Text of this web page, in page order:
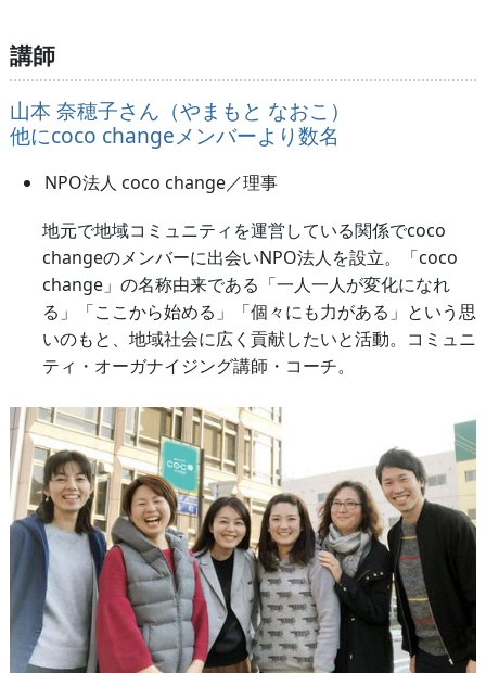
講師
山本 奈穂子さん（やまもと なおこ）
他にcoco changeメンバーより数名
NPO法人 coco change／理事
地元で地域コミュニティを運営している関係でcoco
changeのメンバーに出会いNPO法人を設立。「coco
change」の名称由来である「一人一人が変化になれ
る」「ここから始める」「個々にも力がある」という思
いのもと、地域社会に広く貢献したいと活動。コミュニ
ティ・オーガナイジング講師・コーチ。